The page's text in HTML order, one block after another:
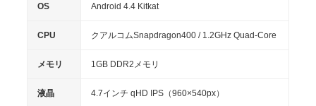
OS Android 4.4 Kitkat
CPU クアルコムSnapdragon400 / 1.2GHz Quad-Core
メモリ 1GB DDR2メモリ
液晶 4.7インチ qHD IPS（960×540px）